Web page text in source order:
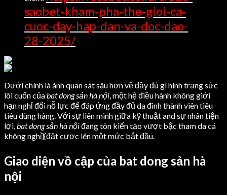
saobet-kham-pha-the-gioi-ca-
cuoc-day-hap-dan-va-doc-dao-
28-2025/
Dưới chính là ánh quan sát sâu hơn về đầy đủ gì hình trạng sức
lôi cuốn củabat dong sản hà nội, một hệ điều hành không giới
hạn nghỉ đổi nỗ lực để đáp ứng đầy đủ da đình thành viên tiêu
tiêu dùng hàng. Với sự liên minh giữa kỹ thuật and sự nhân tiện
lợi,bat dong sản hà nộiđang tôn kiến tạo vượt bậc tham da cá
không nghỉ}{đặt cược lên một mức bắt đầu.
Giao diện vồ cập của bat dong sản hà
nội